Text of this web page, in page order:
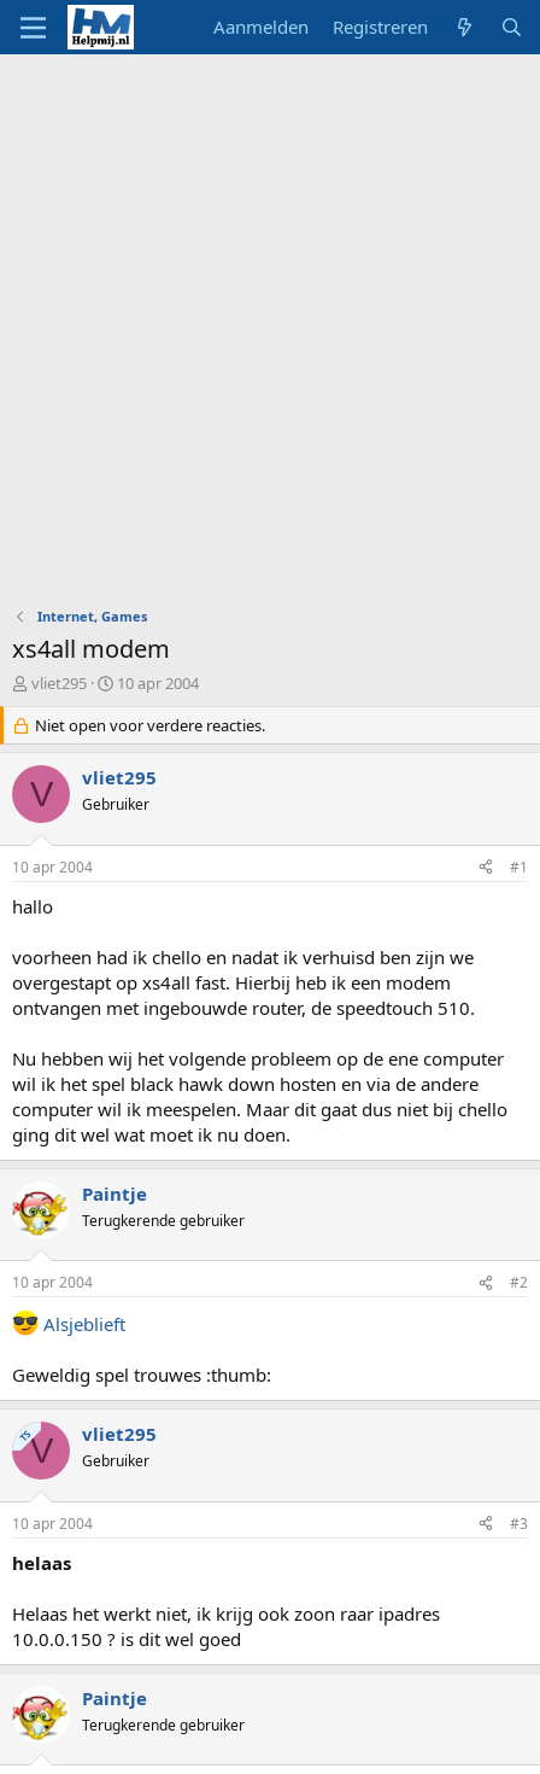
Aanmelden Registreren
Internet, Games
xs4all modem
O
d
e
r
w
s
t
a
t
e
r
vliet295
S
a
r
t
d
a
m
10 apr 2004
Niet open voor verdere reacties.
V vliet295
Gebruiker
10 apr 2004 #1
hallo
voorheen had ik chello en nadat ik verhuisd ben zijn we
overgestapt op xs4all fast. Hierbij heb ik een modem
ontvangen met ingebouwde router, de speedtouch 510.
Nu hebben wij het volgende probleem op de ene computer
wil ik het spel black hawk down hosten en via de andere
computer wil ik meespelen. Maar dit gaat dus niet bij chello
ging dit wel wat moet ik nu doen.
Paintje
Terugkerende gebruiker
10 apr 2004 #2
Alsjeblieft
Geweldig spel trouwes :thumb:
TSV vliet295
Gebruiker
10 apr 2004 #3
helaas
Helaas het werkt niet, ik krijg ook zoon raar ipadres
10.0.0.150 ? is dit wel goed
Paintje
Terugkerende gebruiker